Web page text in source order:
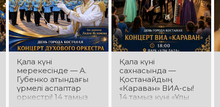
көңіл күй күтеді!
тыңдайтын әндер,
жылы естеліктер мен
ерекше музыкалық
атмосфера күтеді!
Қала күні
мерекесінде — А.
Губенко атындағы
үрмелі аспаптар
оркестрі! 14 тамыз
Қала күні
сахнасында —
Қостанайдың
«Караван» ВИА-сы!
14 тамыз күні «Ұлы